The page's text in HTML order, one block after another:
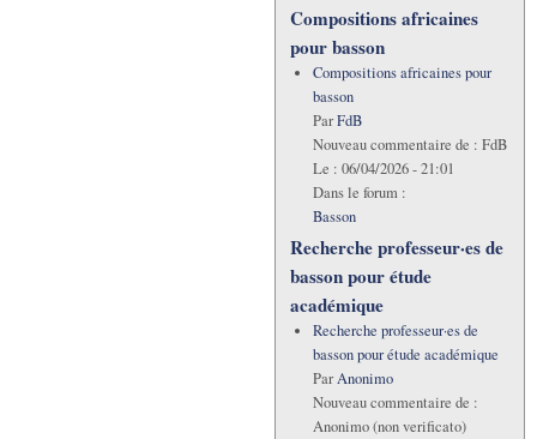
Compositions africaines
pour basson
Compositions africaines pour
basson
ParFdB
Nouveau commentaire de : FdB
Le : 06/04/2026 - 21:01
Dans le forum :
Basson
Recherche professeur·es de
basson pour étude
académique
Recherche professeur·es de
basson pour étude académique
ParAnonimo
Nouveau commentaire de :
Anonimo (non verificato)